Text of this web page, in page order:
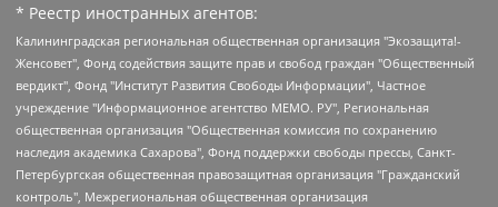
* Реестр иностранных агентов:
Калининградская региональная общественная организация "Экозащита!-Женсовет", Фонд содействия защите прав и свобод граждан "Общественный вердикт", Фонд "Институт Развития Свободы Информации", Частное учреждение "Информационное агентство МЕМО. РУ", Региональная общественная организация "Общественная комиссия по сохранению наследия академика Сахарова", Фонд поддержки свободы прессы, Санкт-Петербургская общественная правозащитная организация "Гражданский контроль", Межрегиональная общественная организация "Информационно-просветительский центр "Мемориал", Региональный Фонд "Центр Защиты Прав Средств Массовой Информации", с 05.12.2023 Фонд "Центр Защиты Прав Средств массовой информации", Региональная общественная благотворительная организация помощи беженцам и мигрантам "Гражданское содействие", Негосударственное образовательное учреждение дополнительного профессионального образования (повышение квалификации) специалистов "АКАДЕМИЯ ПО ПРАВАМ ЧЕЛОВЕКА", Свердловская региональная общественная организация "Сутяжник", Автономная некоммерческая организация "Центр независимых социологических исследований", Союз общественных объединений "Российский исследовательский центр по правам человека", Региональное общественное учреждение научно-информационный центр "МЕМОРИАЛ", Некоммерческая организация "Фонд защиты гласности", Автономная некоммерческая организация "Институт прав человека", Городская общественная организация "Екатеринбургское общество "МЕМОРИАЛ", Городская общественная организация "Рязанское историко-просветительское и правозащитное общество "Мемориал" (Рязанский Мемориал), Челябинский региональный орган общественной самодеятельности – женское общественное объединение "Женщины Евразии", Челябинский региональный орган общественной самодеятельности "Уральская правозащитная группа", Фонд содействия защите здоровья и социальной справедливости имени Андрея Рылькова, Автономная Некоммерческая Организация "Аналитический Центр Юрия Левады", Автономная некоммерческая организация социальной поддержки населения "Проект Апрель", Региональная общественная организация помощи женщинам и детям, находящимся в кризисной ситуации "Информационно-методический центр "Анна", Фонд содействия развитию массовых коммуникаций и правовому просвещению "Так-так-Так", Фонд содействия устойчивому развитию "Серебряная тайга", Свердловский региональный общественный фонд социальных проектов "Новое время", "Idel.Реалии", Кавказ.Реалии, Крым.Реалии, Телеканал Настоящее Время, Татаро-башкирская служба Радио Свобода (Azatliq Radiosi), Радио Свободная Европа/Радио Свобода (PCE/PC), "Сибирь.Реалии", "Фактограф", Благотворительный фонд помощи осужденным и их семьям, Автономная некоммерческая организация "Институт глобализации и социальных движений", Фонд "В защиту прав заключенных", Частное учреждение "Центр поддержки и содействия развитию средств массовой информации", Пензенский региональный общественный благотворительный фонд "Гражданский союз", "Север.Реалии", Некоммерческая организация Фонд "Правовая инициатива", Общество с ограниченной ответственностью "Радио Свободная Европа/Радио Свобода", Чешское информационное агентство "MEDIUM-ORIENT", Красноярская региональная общественная организация "Мы против СПИДа", Камалягин Денис Николаевич, Маркелов Сергей Евгеньевич, Пономарев Лев Александрович, Савицкая Людмила Алексеевна, Автономная некоммерческая организация "Центр по работе с проблемой насилия "НАСИЛИЮ.НЕТ", Межрегиональный профессиональный союз работников здравоохранения "Альянс врачей", Юридическое лицо, зарегистрированное в Латвийской Республике, SIA "Medusa Project" (регистрационный номер 40103797863, дата регистрации 10.06.2014), Некоммерческая организация "Фонд по борьбе с коррупцией", Автономная некоммерческая организация "Институт права и публичной политики", Баданин Роман Сергеевич, Гликин Максим Александрович, Железнова Мария Михайловна, Лукьянова Юлия Сергеевна, Маетная Елизавета Витальевна, Маняхин Петр Борисович, Чуракова Ольга Владимировна, Ярош Юлия Петровна, Юридическое лицо "The Insider SIA", зарегистрированное в Риге, Латвийская Республика (дата регистрации 26.06.2015), являющееся администратором доменного имени интернет-издания "The Insider SIA", https://theins.ru, Постернак Алексей Евгеньевич, Рубин Михаил Аркадьевич, Анин Роман Александрович, Юридическое лицо Istories fonds, зарегистрированное в Латвийской Республике (регистрационный номер 50008295751, дата регистрации 24.02.2020), Великовский Дмитрий Александрович, Долинина Ирина Николаевна, Мароховская Алеся Алексеевна, Шлейнов Роман Юрьевич, Шмагун Олеся Валентиновна, Общество с ограниченной ответственностью "Альтаир 2021", Общество с ограниченной ответственностью "Вега 2021", Общество с ограниченной ответственностью "Главный редактор 2021", Общество с ограниченной ответственностью "Ромашки монолит", Важенков Артем Валерьевич, Ивановская областная общественная организация "Центр гендерных исследований", Гурман Юрий Альбертович, Медиапроект "ОВД-Инфо", Егоров Владимир Владимирович, Жилинский Владимир Александрович, Общество с ограниченной ответственностью "ЗП", Иванова София Юрьевна, Карезина Инна Павловна, Кильтау Екатерина Викторовна, Петров Алексей Викторович, Пискунов Сергей Евгеньевич, Смирнов Сергей Сергеевич, Тихонов Михаил Сергеевич, Общество с ограниченной ответственностью "ЖУРНАЛИСТ-ИНОСТРАННЫЙ АГЕНТ", Арапова Галина Юрьевна, Вольтская Татьяна Анатольевна, Американская компания "Mason G.E.S. Anonymous Foundation" (США), являющаяся владельцем интернет-издания https://mnews.world/, Компания "Stichting Bellingcat", зарегистрированная в Нидерландах (дата регистрации 11.07.2018), Захаров Андрей Вячеславович, Клепиковская Екатерина Дмитриевна, Общество с ограниченной ответственностью "МЕМО", Перл Роман Александрович, Симонов Евгений Алексеевич, Соловьева Елена Анатольевна, Сотников Даниил Владимирович, Сурначева Елизавета Дмитриевна, Автономная некоммерческая организация по защите прав человека и информированию населения "Якутия – Наше Мнение", Общество с ограниченной ответственностью "Москоу диджитал медиа", с 26.01.2023 Общество с ограниченной ответственностью "Чайка Белые сады", Ветошкина Валерия Валерьевна, Заговора Максим Александрович, Межрегиональное общественное движение "Российская ЛГБТ - сеть", Оленичев Максим Владимирович, Павлов Иван Юрьевич, Скворцова Елена Сергеевна, Общество с ограниченной ответственностью "Как бы инагент", Кочетков Игорь Викторович, Общество с ограниченной ответственностью "Честные выборы", Еланчик Олег Александрович, Общество с ограниченной ответственностью "Нобелевский призыв", Гималова Регина Эмилевна, Григорьев Андрей Валерьевич, Григорьева Алина Александровна, Ассоциация по содействию защите прав призывников, альтернативнослужащих и военнослужащих "Правозащитная группа "Гражданин.Армия.Право", Хисамова Регина Фаритовна, Автономная некоммерческая организация по реализации социально-правовых программ "Лилит", Дальневосточное общественное движение "Маяк", Санкт-Петербургская ЛГБТ-инициативная группа "Выход", Инициативная группа ЛГБТ+ "Реверс", Алексеев Андрей Викторович, Бекбулатова Таисия Львовна, Беляев Иван Михайлович, Владыкина Елена Сергеевна, Гельман Марат Александрович, Никульшина Вероника Юрьевна, Толоконникова Надежда Андреевна, Шендерович Виктор Анатольевич, Общество с ограниченной ответственностью "Данное сообщение", Общество с ограниченной ответственностью Издательский дом "Новая глава", Айнбиндер Александра Александровна, Московский комьюнити-центр для ЛГБТ+инициатив, Благотворительный фонд развития филантропии, Deutsche Welle (Германия, Kurt-Schumacher-Strasse 3, 53113 Bonn), Борзунова Мария Михайловна, Воробьев Виктор Викторович, Голубева Анна Львовна, Константинова Алла Михайловна, Малкова Ирина Владимировна, Мурадов Мурад Абдулгалимович, Осетинская Елизавета Николаевна, Понасенков Евгений Николаевич, Ганапольский Матвей Юрьевич, Киселев Евгений Алексеевич, Борухович Ирина Григорьевна, Дремин Иван Тимофеевич, Дубровский Дмитрий Викторович, Красноярская региональная общественная организация поддержки и развития альтернативных образовательных технологий и межкультурных коммуникаций "ИНТЕРРА", Маяковская Екатерина Алексеевна, Фейгин Марк Захарович, Филимонов Андрей Викторович, Дзугкоева Регина Николаевна, Доброхотов Роман Александрович, Дудь Юрий Александрович, Елкин Сергей Владимирович, Кругликов Кирилл Игоревич, Сабунаева Мария Леонидовна, Семенов Алексей Владимирович, Шаинян Карен Багратович, Шульман Екатерина Михайловна, Асафьев Артур Валерьевич, Вахштайн Виктор Семенович, Венедиктов Алексей Алексеевич, Лушникова Екатерина Евгеньевна, Волков Леонид Михайлович, Невзоров Александр Глебович, Пархоменко Сергей Борисович, Сироткин Ярослав Николаевич, Кара-Мурза Владимир Владимирович, Баранова Наталья Владимировна, Гозман Леонид Яковлевич, Кагарлицкий Борис Юльевич, Климарев Михаил Валерьевич, Милов Владимир Станиславович, Автономная некоммерческая организация Краснодарский центр современного искусства "Типография", Моргенштерн Алишер Тагирович, Соболь Любовь Эдуардовна, Общество с ограниченной ответственностью "ЛИЗА НОРМ", Каспаров Гарри Кимович, Ходорковский Михаил Борисович, Общество с ограниченной ответственностью "Апрельские тезисы", Данилович Ирина Брониславовна, Кашин Олег Владимирович, Петров Николай Владимирович, Пивоваров Алексей Владимирович, Соколов Михаил Владимирович, Цветкова Юлия Владимировна, Чичваркин Евгений Александрович, Комитет против пыток/Команда против пыток, Общество с ограниченной ответственностью "Первый научный", Общество с ограниченной ответственностью "Вертолет и ко", Белоцерковская Вероника Борисовна, Кац Максим Евгеньевич, Лазарева Татьяна Юрьевна, Шаведдинов Руслан Табризович, Яшин Илья Валерьевич, Общество с ограниченной ответственностью "Иноагент ААВ", Алешковский Дмитрий Петрович, Альбац Евгения Марковна, Быков Дмитрий Львович, Галямина Юлия Евгеньевна, Лойко Сергей Леонидович, Мартынов Кирилл Константинович, Медведев Сергей Александрович, Крашенинников Федор Геннадиевич, Гордеева Катерина Вл